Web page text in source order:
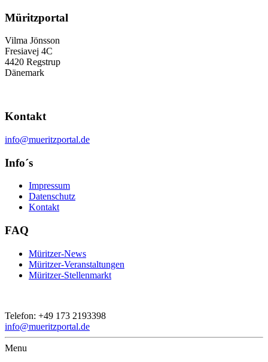
Müritzportal
Vilma Jönsson
Fresiavej 4C
4420 Regstrup
Dänemark
Kontakt
info@mueritzportal.de
Info´s
Impressum
Datenschutz
Kontakt
FAQ
Müritzer-News
Müritzer-Veranstaltungen
Müritzer-Stellenmarkt
Telefon: +49 173 2193398
info@mueritzportal.de
Menu